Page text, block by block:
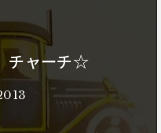
チャーチ☆